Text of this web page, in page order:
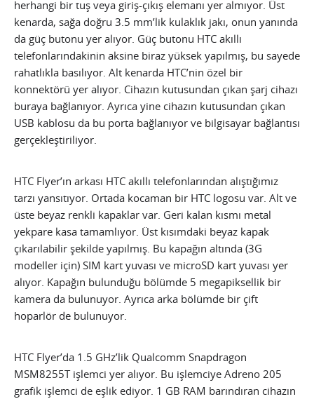
herhangi bir tuş veya giriş-çıkış elemanı yer almıyor. Üst
kenarda, sağa doğru 3.5 mm’lik kulaklık jakı, onun yanında
da güç butonu yer alıyor. Güç butonu HTC akıllı
telefonlarındakinin aksine biraz yüksek yapılmış, bu sayede
rahatlıkla basılıyor. Alt kenarda HTC’nin özel bir
konnektörü yer alıyor. Cihazın kutusundan çıkan şarj cihazı
buraya bağlanıyor. Ayrıca yine cihazın kutusundan çıkan
USB kablosu da bu porta bağlanıyor ve bilgisayar bağlantısı
gerçekleştiriliyor.
HTC Flyer’ın arkası HTC akıllı telefonlarından alıştığımız
tarzı yansıtıyor. Ortada kocaman bir HTC logosu var. Alt ve
üste beyaz renkli kapaklar var. Geri kalan kısmı metal
yekpare kasa tamamlıyor. Üst kısımdaki beyaz kapak
çıkarılabilir şekilde yapılmış. Bu kapağın altında (3G
modeller için) SIM kart yuvası ve microSD kart yuvası yer
alıyor. Kapağın bulunduğu bölümde 5 megapiksellik bir
kamera da bulunuyor. Ayrıca arka bölümde bir çift
hoparlör de bulunuyor.
HTC Flyer’da 1.5 GHz’lik Qualcomm Snapdragon
MSM8255T işlemci yer alıyor. Bu işlemciye Adreno 205
grafik işlemci de eşlik ediyor. 1 GB RAM barındıran cihazın